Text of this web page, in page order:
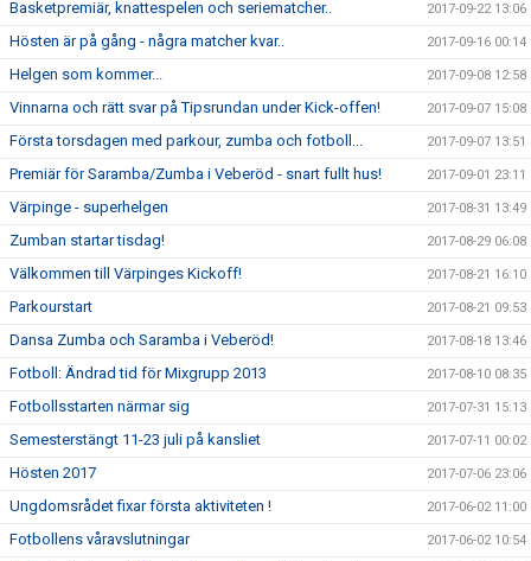
Basketpremiär, knattespelen och seriematcher.. 2017-09-22 13:06
Hösten är på gång - några matcher kvar.. 2017-09-16 00:14
Helgen som kommer... 2017-09-08 12:58
Vinnarna och rätt svar på Tipsrundan under Kick-offen! 2017-09-07 15:08
Första torsdagen med parkour, zumba och fotboll... 2017-09-07 13:51
Premiär för Saramba/Zumba i Veberöd - snart fullt hus! 2017-09-01 23:11
Värpinge - superhelgen 2017-08-31 13:49
Zumban startar tisdag! 2017-08-29 06:08
Välkommen till Värpinges Kickoff! 2017-08-21 16:10
Parkourstart 2017-08-21 09:53
Dansa Zumba och Saramba i Veberöd! 2017-08-18 13:46
Fotboll: Ändrad tid för Mixgrupp 2013 2017-08-10 08:35
Fotbollsstarten närmar sig 2017-07-31 15:13
Semesterstängt 11-23 juli på kansliet 2017-07-11 00:02
Hösten 2017 2017-07-06 23:06
Ungdomsrådet fixar första aktiviteten ! 2017-06-02 11:00
Fotbollens våravslutningar 2017-06-02 10:54